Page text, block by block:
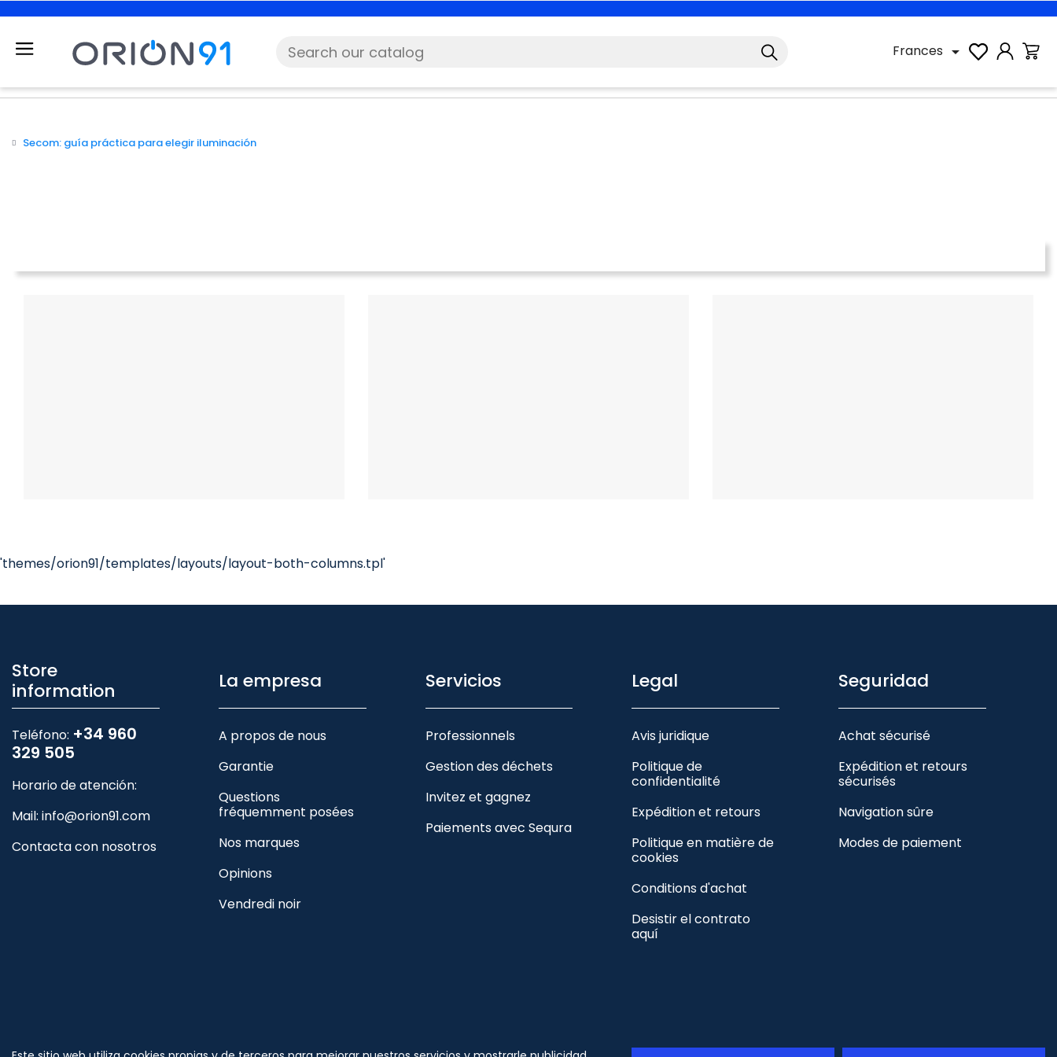
Frances 
Secom: guía práctica para elegir iluminación
'themes/orion91/templates/layouts/layout-both-columns.tpl'
Store
information
Teléfono: +34 960
329 505
Horario de atención:
Mail: info@orion91.com
Contacta con nosotros
La empresa
A propos de nous
Garantie
Questions
fréquemment posées
Nos marques
Opinions
Vendredi noir
Servicios
Professionnels
Gestion des déchets
Invitez et gagnez
Paiements avec Sequra
Legal
Avis juridique
Politique de
confidentialité
Expédition et retours
Politique en matière de
cookies
Conditions d'achat
Desistir el contrato
aquí
Seguridad
Achat sécurisé
Expédition et retours
sécurisés
Navigation sûre
Modes de paiement
Cambiar en /themes/orion91/modules/ps_socialfollow/ps_socialfollow.tpl